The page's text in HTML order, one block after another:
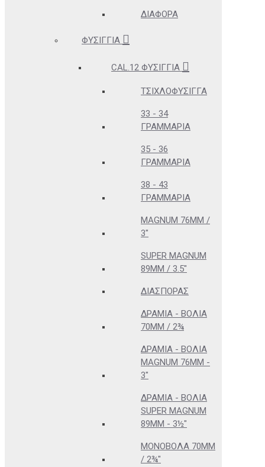
ΔΙΆΦΟΡΑ
ΦΥΣΊΓΓΙΑ
CAL.12 ΦΥΣΊΓΓΙΑ
ΤΣΙΧΛΟΦΎΣΙΓΓΑ
33 - 34
ΓΡΑΜΜΆΡΙΑ
35 - 36
ΓΡΑΜΜΆΡΙΑ
38 - 43
ΓΡΑΜΜΆΡΙΑ
MAGNUM 76MM /
3"
SUPER MAGNUM
89MM / 3.5"
ΔΙΑΣΠΟΡΆΣ
ΔΡΆΜΙΑ - ΒΌΛΙΑ
70MM / 2¾
ΔΡΆΜΙΑ - ΒΌΛΙΑ
MAGNUM 76MM -
3"
ΔΡΆΜΙΑ - ΒΌΛΙΑ
SUPER MAGNUM
89MM - 3½"
ΜΟΝΌΒΟΛΑ 70MM
/ 2¾"